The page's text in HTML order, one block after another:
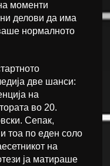
моменти
делови да има
нормалното
две шанси:
на
во 20.
Сепак,
тоа по еден соло
на
ја матираше